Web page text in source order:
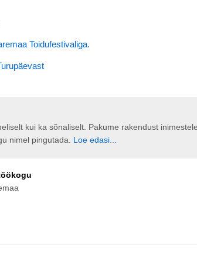
Toidufestivaliga.
kui ka sõnaliselt. Pakume rakendust
nimel pingutada. Loe edasi...